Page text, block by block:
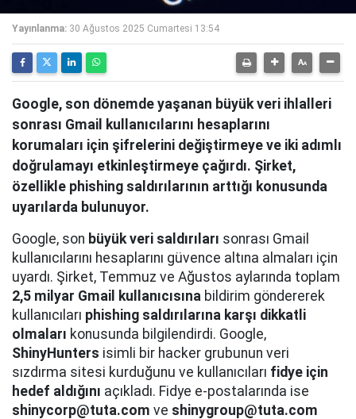
Yayınlanma: 30 Ağustos 2025 Cumartesi 13:54
Google, son dönemde yaşanan büyük veri ihlalleri
sonrası Gmail kullanıcılarını hesaplarını
korumaları için şifrelerini değiştirmeye ve iki adımlı
doğrulamayı etkinleştirmeye çağırdı. Şirket,
özellikle phishing saldırılarının arttığı konusunda
uyarılarda bulunuyor.
Google, son büyük veri saldırıları sonrası Gmail
kullanıcılarını hesaplarını güvence altına almaları için
uyardı. Şirket, Temmuz ve Ağustos aylarında toplam
2,5 milyar Gmail kullanıcısına bildirim göndererek
kullanıcıları phishing saldırılarına karşı dikkatli
olmaları konusunda bilgilendirdi. Google,
ShinyHunters isimli bir hacker grubunun veri
sızdırma sitesi kurduğunu ve kullanıcıları fidye için
hedef aldığını açıkladı. Fidye e-postalarında ise
shinycorp@tuta.com ve shinygroup@tuta.com